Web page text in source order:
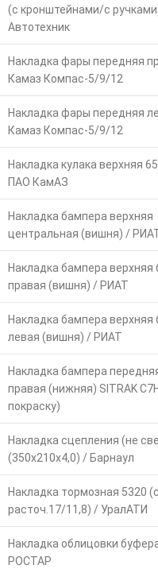
(с кронштейнами/с
Автотехник
Накладка фары передняя
Камаз Компас-5/9/12
Накладка фары передняя
Камаз Компас-5/9/12
Накладка кулака верхняя
ПАО КамАЗ
Накладка бампера верхняя
центральная (вишня) /
Накладка бампера верхняя
правая (вишня) / РИАТ
Накладка бампера верхняя
левая (вишня) / РИАТ
Накладка бампера
правая (нижняя) SITRAK
покраску)
Накладка сцепления (не
(350х210х4,0) / Барнаул
Накладка тормозная 5320
расточ.17/11,8) / УралАТИ
Накладка облицовки
РОСТАР